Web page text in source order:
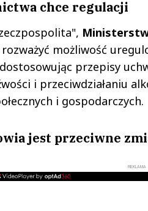
chce regulacji
możliwość
przepisy
i przeciwdziałaniu
i gospodarczych.
jest przeciwne
REKLAMA